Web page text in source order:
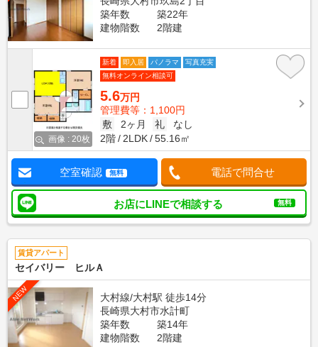
築年数
築22年
建物階数
2階建
画像 : 20枚
新着 即入居 パノラマ
写真充実
無料オンライン相談可
5.6万円
管理費等：1,100円
敷
2ヶ月 礼
なし
2階
2LDK 55.16㎡
空室確認 無料 電話で問合せ
お店にLINEで相談する 無料
賃貸アパート
セイバリー ヒルＡ
NEW
大村線/大村駅 徒歩14分
長崎県大村市水計町
築年数
築14年
建物階数
2階建